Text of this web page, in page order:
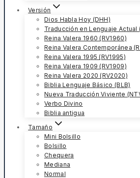
Versión
Dios Habla Hoy (DHH)
Traducción en Lenguaje Actual
Reina Valera 1960 (RV1960)
Reina Valera Contemporánea
Reina Valera 1995 (RV1995)
Reina Valera 1909 (RV1909)
Reina Valera 2020 (RV2020)
Biblia Lenguaje Básico (BLB)
Nueva Traducción Viviente
Verbo Divino
Biblia antigua
Tamaño
Mini Bolsillo
Bolsillo
Chequera
Mediana
Normal